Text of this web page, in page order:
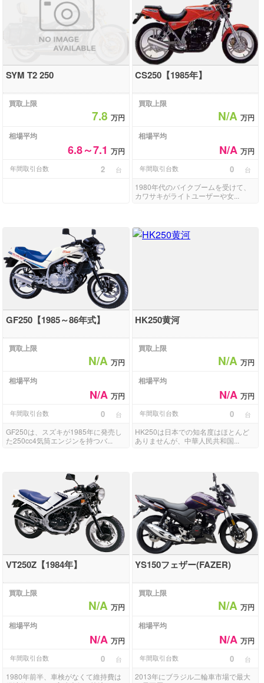
SYM T2 250
買取上限
7.8万円
相場平均
6.8～7.1万円
年間取引台数 2 台
CS250【1985年】
買取上限
N/A 万円
相場平均
N/A 万円
年間取引台数 0 台
1980年代のバイクブームを受けて、
カワサキがライトユーザーや女...
GF250【1985～86年式】
買取上限
N/A万円
相場平均
N/A万円
年間取引台数 0 台
GF250は、スズキが1985年に発売し
た250cc4気筒エンジンを持つバ...
HK250黄河
買取上限
N/A 万円
相場平均
N/A 万円
年間取引台数 0 台
HK250は日本での知名度はほとんど
ありませんが、中華人民共和国...
VT250Z【1984年】
買取上限
N/A万円
相場平均
N/A万円
年間取引台数 0 台
1980年前半、車検がなくて維持費は
YS150フェザー(FAZER)
買取上限
N/A 万円
相場平均
N/A 万円
年間取引台数 0 台
2013年にブラジル二輪車市場で最大